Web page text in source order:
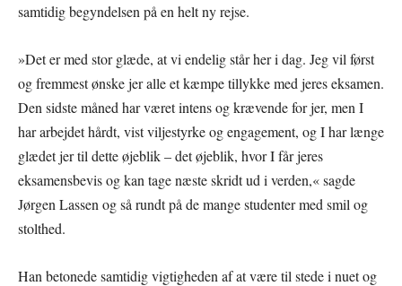
samtidig begyndelsen på en helt ny rejse.
»Det er med stor glæde, at vi endelig står her i dag. Jeg vil først
og fremmest ønske jer alle et kæmpe tillykke med jeres eksamen.
Den sidste måned har været intens og krævende for jer, men I
har arbejdet hårdt, vist viljestyrke og engagement, og I har længe
glædet jer til dette øjeblik – det øjeblik, hvor I får jeres
eksamensbevis og kan tage næste skridt ud i verden,« sagde
Jørgen Lassen og så rundt på de mange studenter med smil og
stolthed.
Han betonede samtidig vigtigheden af at være til stede i nuet og